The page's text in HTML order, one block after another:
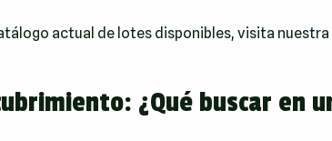
actual de lotes disponibles, visita
¿Qué buscar en